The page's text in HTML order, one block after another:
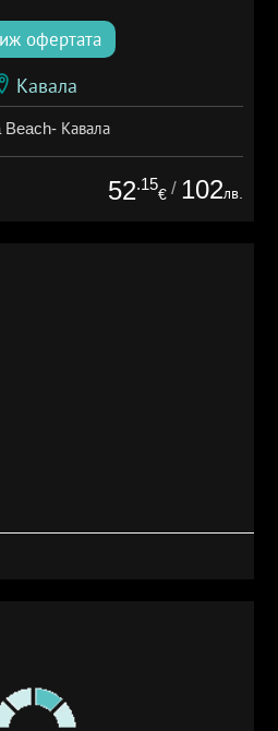
офертата
Кавала
Beach- Кавала
52.15
€ / 102лв.